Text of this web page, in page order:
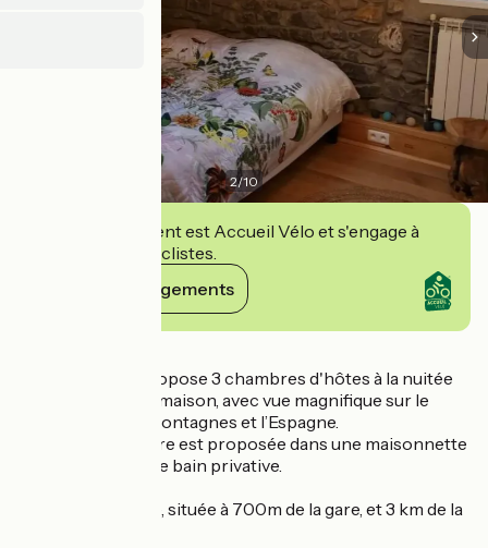
2/10
Cet établissement est Accueil Vélo et s'engage à
accueillir des cyclistes.
Voir ses engagements
Antonina vous propose 3 chambres d'hôtes à la nuitée
au 1er étage de sa maison, avec vue magnifique sur le
fleuve Bidassoa, montagnes et l’Espagne.
Une 4ème chambre est proposée dans une maisonnette
à côté avec salle de bain privative.
Maison lumineuse, située à 700m de la gare, et 3 km de la